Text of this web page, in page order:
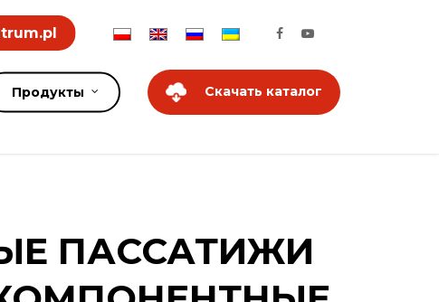
Продукты Скачать каталог
ПАССАТИЖИ